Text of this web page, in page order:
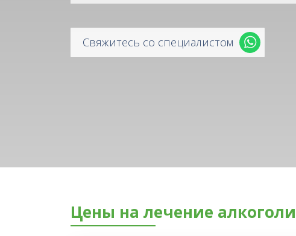
Свяжитесь со специалистом
Цены на лечение